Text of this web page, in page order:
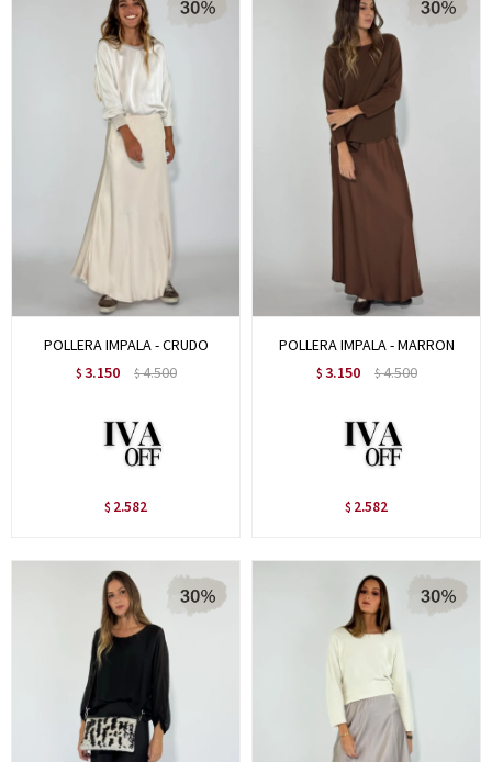
POLLERA IMPALA - CRUDO
$ 3.150 $4.500
$ 2.582
POLLERA IMPALA - MARRON
$ 3.150 $4.500
$ 2.582